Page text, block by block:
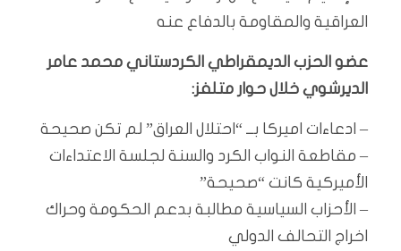
العراقية والمقاومة بالدفاع عنه
عضو الحزب الديمقراطي الكردستاني محمد عامر
الديرشوي خلال حوار متلفز:
– ادعاءات اميركا بــ “احتلال العراق” لم تكن صحيحة
– مقاطعة النواب الكرد والسنة لجلسة الاعتداءات
الأميركية كانت “صحيحة”
– الأحزاب السياسية مطالبة بدعم الحكومة وحراك
اخراج التحالف الدولي